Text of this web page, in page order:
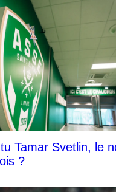
Tamar Svetlin, le
?